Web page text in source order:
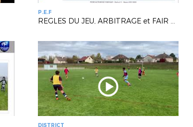
P.E.F
REGLES DU JEU, ARBITRAGE et FAIR PLAY
DISTRICT